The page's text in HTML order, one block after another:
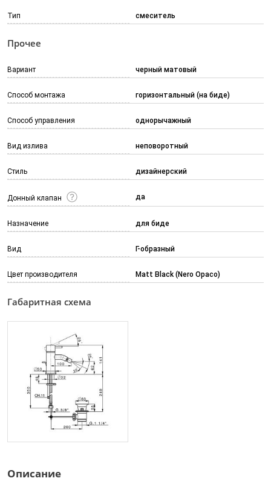
Тип смеситель
Прочее
Вариант черный матовый
Способ монтажа горизонтальный (на биде)
Способ управления однорычажный
Вид излива неповоротный
Стиль дизайнерский
Донный клапан да
Назначение для биде
Вид Г-образный
Цвет производителя Matt Black (Nero Opaco)
Габаритная схема
Описание